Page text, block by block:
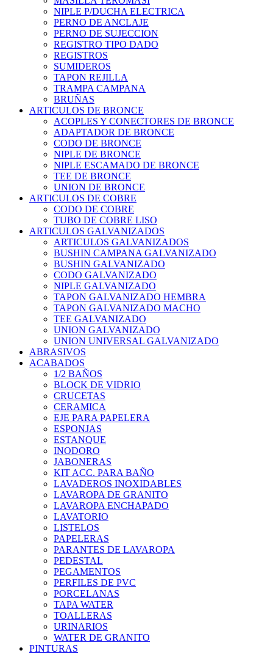
NIPLE P/DUCHA ELECTRICA
PERNO DE ANCLAJE
PERNO DE SUJECCION
REGISTRO TIPO DADO
REGISTROS
SUMIDEROS
TAPON REJILLA
TRAMPA CAMPANA
BRUÑAS
ARTICULOS DE BRONCE
ACOPLES Y CONECTORES DE BRONCE
ADAPTADOR DE BRONCE
CODO DE BRONCE
NIPLE DE BRONCE
NIPLE ESCAMADO DE BRONCE
TEE DE BRONCE
UNION DE BRONCE
ARTICULOS DE COBRE
CODO DE COBRE
TUBO DE COBRE LISO
ARTICULOS GALVANIZADOS
ARTICULOS GALVANIZADOS
BUSHIN CAMPANA GALVANIZADO
BUSHIN GALVANIZADO
CODO GALVANIZADO
NIPLE GALVANIZADO
TAPON GALVANIZADO HEMBRA
TAPON GALVANIZADO MACHO
TEE GALVANIZADO
UNION GALVANIZADO
UNION UNIVERSAL GALVANIZADO
ABRASIVOS
ACABADOS
1/2 BAÑOS
BLOCK DE VIDRIO
CRUCETAS
CERAMICA
EJE PARA PAPELERA
ESPONJAS
ESTANQUE
INODORO
JABONERAS
KIT ACC. PARA BAÑO
LAVADEROS INOXIDABLES
LAVAROPA DE GRANITO
LAVAROPA ENCHAPADO
LAVATORIO
LISTELOS
PAPELERAS
PARANTES DE LAVAROPA
PEDESTAL
PEGAMENTOS
PERFILES DE PVC
PORCELANAS
TAPA WATER
TOALLERAS
URINARIOS
WATER DE GRANITO
PINTURAS